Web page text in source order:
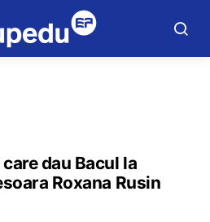
dau Bacul la
Roxana Rusin